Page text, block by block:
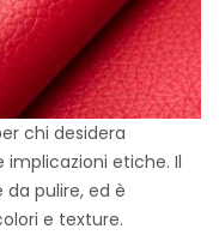
chi desidera
implicazioni etiche. Il
pulire, ed è
e texture.